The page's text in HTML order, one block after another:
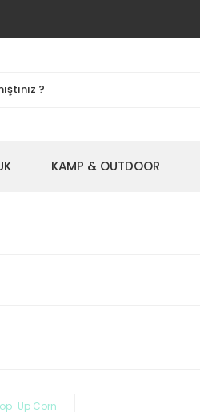
KAMP & OUTDOOR